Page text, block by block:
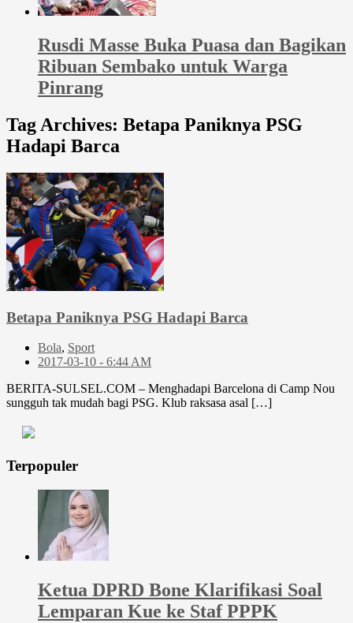
Rusdi Masse Buka Puasa dan Bagikan
Ribuan Sembako untuk Warga
Pinrang
Tag Archives: Betapa Paniknya PSG
Hadapi Barca
Betapa Paniknya PSG Hadapi Barca
Bola, Sport
2017-03-10 - 6:44 AM
BERITA-SULSEL.COM – Menghadapi Barcelona di Camp Nou
sungguh tak mudah bagi PSG. Klub raksasa asal […]
Terpopuler
Ketua DPRD Bone Klarifikasi Soal
Lemparan Kue ke Staf PPPK